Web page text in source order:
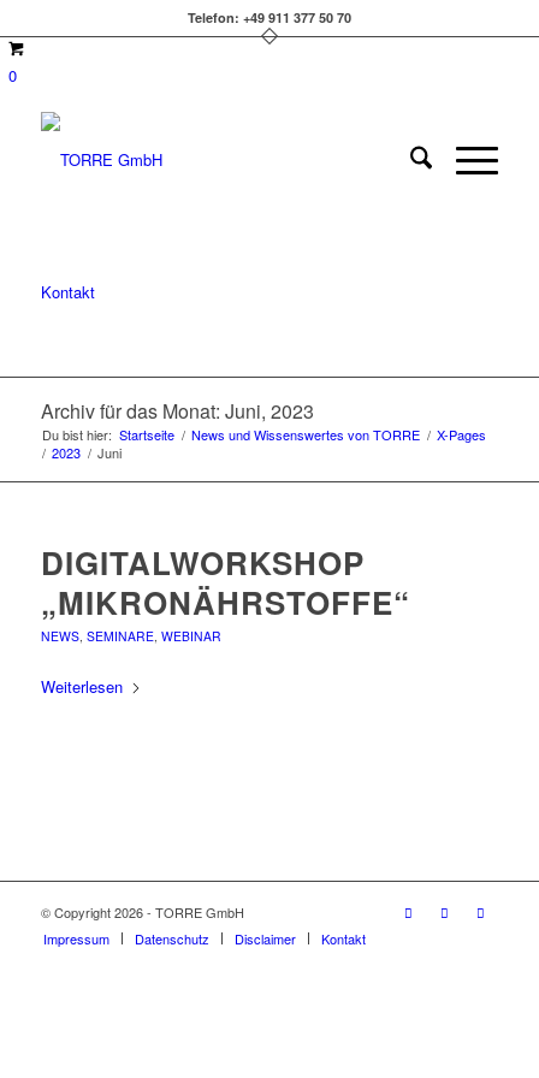
Telefon: +49 911 377 50 70
0
Kontakt
Archiv für das Monat: Juni, 2023
Du bist hier: Startseite / News und Wissenswertes von TORRE / X-Pages
/ 2023 / Juni
DIGITALWORKSHOP
„MIKRONÄHRSTOFFE“
NEWS, SEMINARE, WEBINAR
Weiterlesen
© Copyright 2026 - TORRE GmbH
Impressum
Datenschutz Disclaimer Kontakt